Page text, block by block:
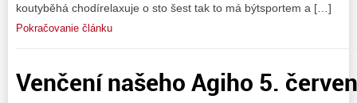
koutyběhá chodírelaxuje o sto šest tak to má býtsportem a […]
Pokračovanie článku
Venčení našeho Agiho 5.